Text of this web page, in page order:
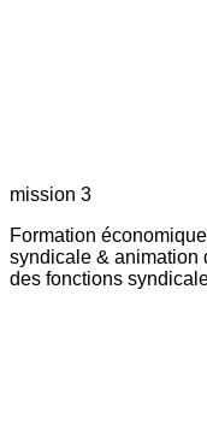
mission 3
Formation
syndicale & animation
des fonctions